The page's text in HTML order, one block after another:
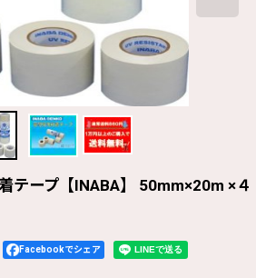
テープ【INABA】 50mm×20m ×４
Facebookでシェア